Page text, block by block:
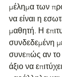
μέλημα των
να είναι η
μαθητή. Η
συνδεδεμένη
συνεπώς αν το
άξιο να